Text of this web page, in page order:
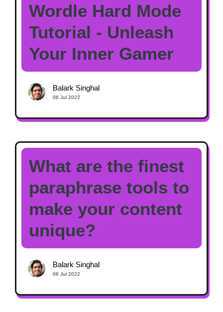
Wordle Hard Mode
Tutorial - Unleash
Your Inner Gamer
Balark Singhal
06 Jul 2022
What are the finest
paraphrase tools to
make your content
unique?
Balark Singhal
06 Jul 2022